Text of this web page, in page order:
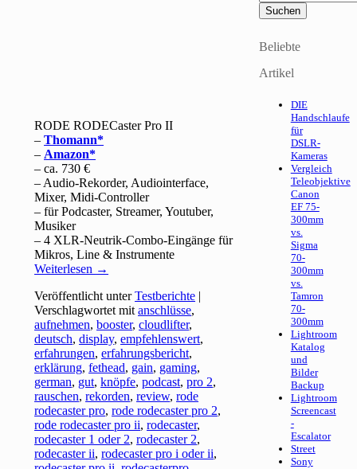
RODE RODECaster Pro II
–Thomann
– Amazon
– ca. 730 €
– Audio-Rekorder, Audiointerface,
Mixer, Midi-Controller
– für Podcaster, Streamer, Youtuber,
Musiker
– 4 XLR-Neutrik-Combo-Eingänge für
Mikros, Line & Instrumente
Weiterlesen →
Veröffentlicht unter Testberichte |
Verschlagwortet mit anschlüsse,
aufnehmen,booster,cloudlifter,
deutsch,display,empfehlenswert,
erfahrungen,erfahrungsbericht,
erklärung,fethead, gain, gaming,
german, gut,knöpfe,podcast,pro 2,
rauschen,rekorden,review,rode
rodecaster pro,rode rodecaster pro 2,
rode rodecaster pro ii,rodecaster,
rodecaster 1 oder 2,rodecaster 2,
rodecaster ii,rodecaster pro i oder ii,
Beliebte
Artikel
DIE
Handschlaufe
für
DSLR-
Kameras
Vergleich
Teleobjektive
Canon
EF 75-
300mm
vs.
Sigma
70-
300mm
vs.
Tamron
70-
300mm
Lightroom
Katalog
und
Bilder
Backup
Lightroom
Screencast
-
Escalator
Street
Sony